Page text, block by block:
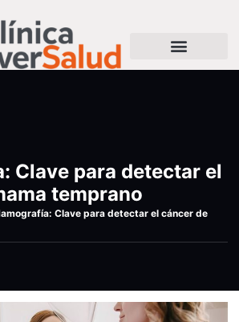
Clave para detectar el
temprano
Clave para detectar el cáncer de